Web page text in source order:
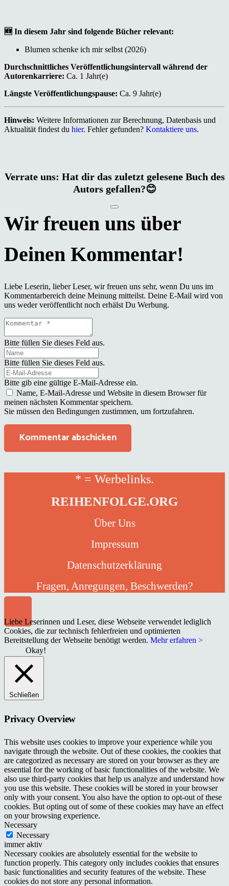
🆕 In diesem Jahr sind folgende Bücher relevant:
Blumen schenke ich mir selbst (2026)
Durchschnittliches Veröffentlichungsintervall während der
Autorenkarriere: Ca. 1 Jahr(e)
Längste Veröffentlichungspause: Ca. 9 Jahr(e)
Hinweis: Weitere Informationen zur Berechnung, Datenbasis und
Aktualität findest du hier. Fehler gefunden? Kontaktiere uns.
Verrate uns: Hat dir das zuletzt gelesene Buch des
Autors gefallen?😊
Liebe Leserin, lieber Leser, wir freuen uns sehr, wenn Du uns im
Kommentarbereich deine Meinung mitteilst. Deine E-Mail wird von
uns weder veröffentlicht noch erhälst Du Werbung.
Bitte füllen Sie dieses Feld aus.
Bitte füllen Sie dieses Feld aus.
Bitte gib eine gültige E-Mail-Adresse ein.
Name, E-Mail-Adresse und Website in diesem Browser für
meinen nächsten Kommentar speichern.
Sie müssen den Bedingungen zustimmen, um fortzufahren.
Kommentar abschicken
* = Werbelinks.
REIHENFOLGE.ORG
Über Uns
Impressum
Datenschutzerklärung
Fragen, Anregungen, Beschwerden?
Liebe Leserinnen und Leser, diese Webseite verwendet lediglich
Cookies, die zur technisch fehlerfreien und optimierten
Bereitstellung der Webseite benötigt werden. Mehr erfahren >
Okay!
Schließen
Privacy Overview
This website uses cookies to improve your experience while you
navigate through the website. Out of these cookies, the cookies that
are categorized as necessary are stored on your browser as they are
essential for the working of basic functionalities of the website. We
also use third-party cookies that help us analyze and understand how
you use this website. These cookies will be stored in your browser
only with your consent. You also have the option to opt-out of these
cookies. But opting out of some of these cookies may have an effect
on your browsing experience.
Necessary
Necessary
immer aktiv
Necessary cookies are absolutely essential for the website to
function properly. This category only includes cookies that ensures
basic functionalities and security features of the website. These
cookies do not store any personal information.